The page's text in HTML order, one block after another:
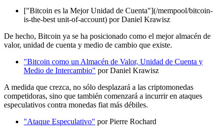
["Bitcoin es la Mejor Unidad de Cuenta"](/mempool/bitcoin-
is-the-best unit-of-account) por Daniel Krawisz
De hecho, Bitcoin ya se ha posicionado como el mejor almacén de
valor, unidad de cuenta y medio de cambio que existe.
"Bitcoin como un Almacén de Valor, Unidad de Cuenta y
Medio de Intercambio" por Daniel Krawisz
A medida que crezca, no sólo desplazará a las criptomonedas
competidoras, sino que también comenzará a incurrir en ataques
especulativos contra monedas fiat más débiles.
"Ataque Especulativo" por Pierre Rochard